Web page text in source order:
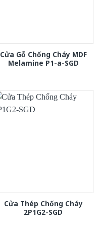
Cửa Gỗ Chống Cháy MDF
Melamine P1-a-SGD
Cửa Thép Chống Cháy
2P1G2-SGD